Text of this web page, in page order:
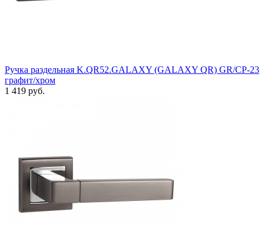
Ручка раздельная K.QR52.GALAXY (GALAXY QR) GR/CP-23
графит/хром
1 419 руб.